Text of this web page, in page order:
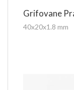
Grifovane
40x20x1.8 mm